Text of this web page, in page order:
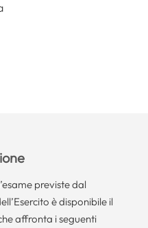
previste dal
è disponibile il
affronta i seguenti